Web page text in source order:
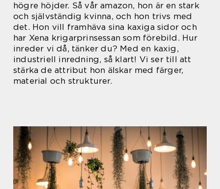
högre höjder. Så vår amazon, hon är en stark
och självständig kvinna, och hon trivs med
det. Hon vill framhäva sina kaxiga sidor och
har Xena krigarprinsessan som förebild. Hur
inreder vi då, tänker du? Med en kaxig,
industriell inredning, så klart! Vi ser till att
stärka de attribut hon älskar med färger,
material och strukturer.